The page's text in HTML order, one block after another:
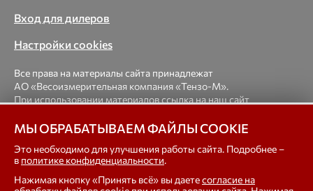
Вход для дилеров
Настройки cookies
Все права на материалы сайта принадлежат
АО «Весоизмерительная компания «Тензо-М».
При использовании материалов ссылка на наш сайт
© 1998-2026 Весоизмерительная компания «Тензо-М» —
платформенные, крановые, вагонные, бункерные,
автомобильные весы, весовые дозаторы для фасовки,
тензодатчики
МЫ ОБРАБАТЫВАЕМ ФАЙЛЫ COOKIE
Это необходимо для улучшения работы сайта. Подробнее –
в политике конфиденциальности.
Нажимая кнопку «Принять всё» вы даетесогласие на